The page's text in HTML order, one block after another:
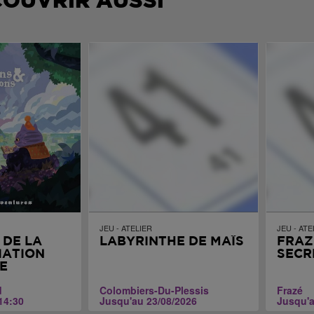
DE LA
JEU - ATELIER
LABYRINTHE DE MAÏS
Colombiers-Du-Plessis
Jusqu'au 23/08/2026
JEU -
Frazé